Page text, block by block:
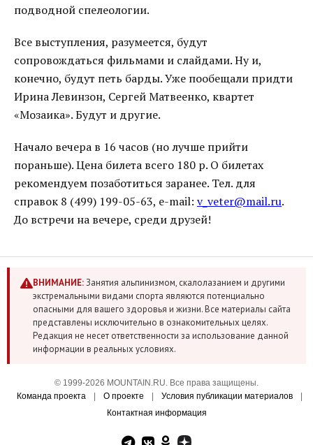
подводной спелеологии.
Все выступления, разумеется, будут
сопровождаться фильмами и слайдами. Ну и,
конечно, будут петь барды. Уже пообещали придти
Ирина Левинзон, Сергей Матвеенко, квартет
«Мозаика». Будут и другие.
Начало вечера в 16 часов (но лучше прийти
пораньше). Цена билета всего 180 р. О билетах
рекомендуем позаботиться заранее. Тел. для
справок 8 (499) 199-05-63, e-mail: v_veter@mail.ru.
До встречи на вечере, среди друзей!
ВНИМАНИЕ:Занятия альпинизмом, скалолазанием и другими
экстремальными видами спорта являются потенциально
опасными для вашего здоровья и жизни. Все материалы сайта
представлены исключительно в ознакомительных целях.
Редакция не несет ответственности за использование данной
информации в реальных условиях.
© 1999-2026 MOUNTAIN.RU. Все права защищены.
Команда проекта
О проекте Условия публикации материалов
Контактная информация